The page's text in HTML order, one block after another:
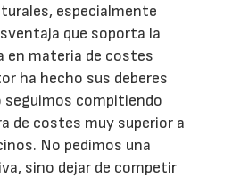
especialmente
que soporta la
en materia de costes
ha hecho sus deberes
seguimos compitiendo
de costes muy superior a
No pedimos una
sino dejar de competir